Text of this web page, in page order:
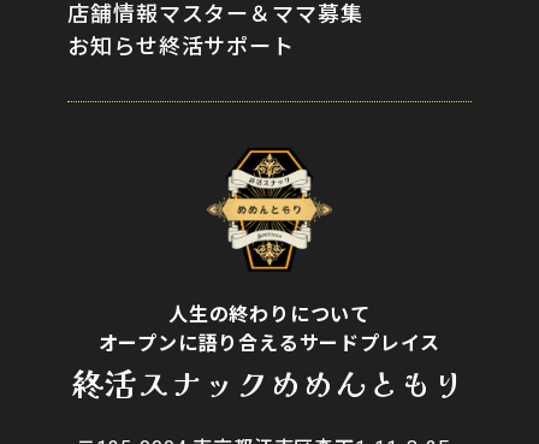
店舗情報
お知らせ
マスター＆ママ募集
終活サポート
人生の終わりについて
オープンに語り合えるサードプレイス
終活スナックめめんともり